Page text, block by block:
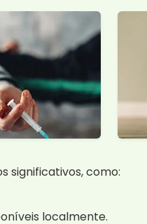
significativos, como:
localmente.